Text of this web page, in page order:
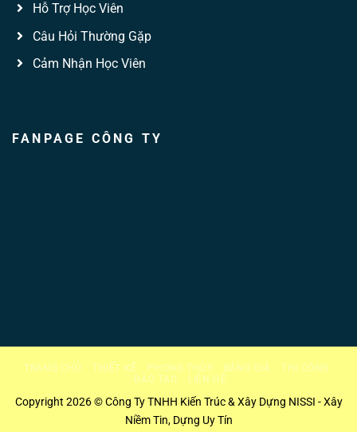
Hỗ Trợ Học Viên
Câu Hỏi Thường Gặp
Cảm Nhận Học Viên
FANPAGE CÔNG TY
TRANG CHỦ THIẾT KẾ PHONG THỦY BẢNG GIÁ
THI CÔNG
ĐÀO TẠO
LIÊN HỆ
Copyright 2026 © Công Ty TNHH Kiến Trúc & Xây Dựng NISSI - Xây
Niềm Tin, Dựng Uy Tín